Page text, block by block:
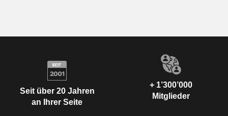
Seit über 20 Jahren
an Ihrer Seite
+ 1’300’000
Mitglieder